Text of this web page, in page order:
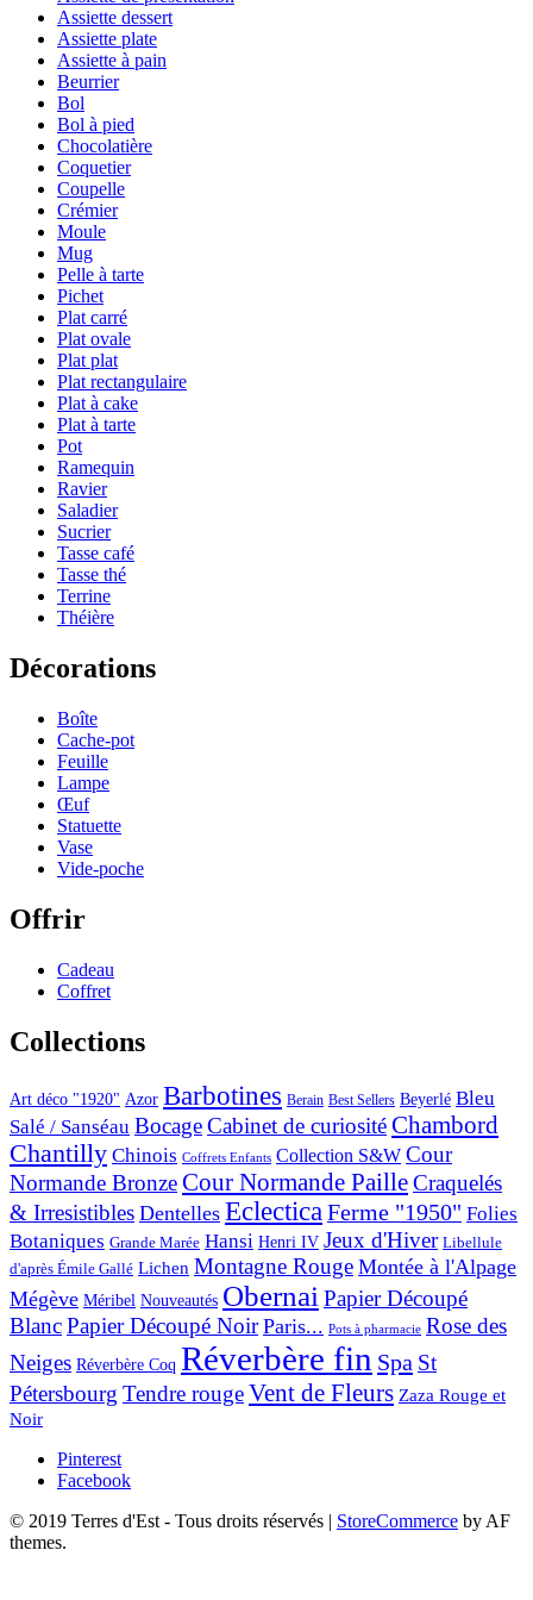
Assiette dessert
Assiette plate
Assiette à pain
Beurrier
Bol
Bol à pied
Chocolatière
Coquetier
Coupelle
Crémier
Moule
Mug
Pelle à tarte
Pichet
Plat carré
Plat ovale
Plat plat
Plat rectangulaire
Plat à cake
Plat à tarte
Pot
Ramequin
Ravier
Saladier
Sucrier
Tasse café
Tasse thé
Terrine
Théière
Décorations
Boîte
Cache-pot
Feuille
Lampe
Œuf
Statuette
Vase
Vide-poche
Offrir
Cadeau
Coffret
Collections
Art déco "1920" Azor Barbotines Berain Best Sellers Beyerlé Bleu
Salé / Sanséau BocageCabinet de curiositéChambord
Chantilly Chinois Coffrets Enfants Collection S&W Cour
Normande BronzeCour Normande PailleCraquelés
& Irresistibles Dentelles EclecticaFerme "1950" Folies
Botaniques Grande Marée Hansi Henri IV Jeux d'Hiver Libellule
d'après Émile Gallé Lichen Montagne Rouge Montée à l'Alpage
Mégève Méribel Nouveautés ObernaiPapier Découpé
BlancPapier Découpé Noir Paris... Pots à pharmacie Rose des
Neiges Réverbère Coq Réverbère fin Spa St
Pétersbourg Tendre rougeVent de Fleurs Zaza Rouge et
Noir
Pinterest
Facebook
© 2019 Terres d'Est - Tous droits réservés
StoreCommerce by AF
themes.